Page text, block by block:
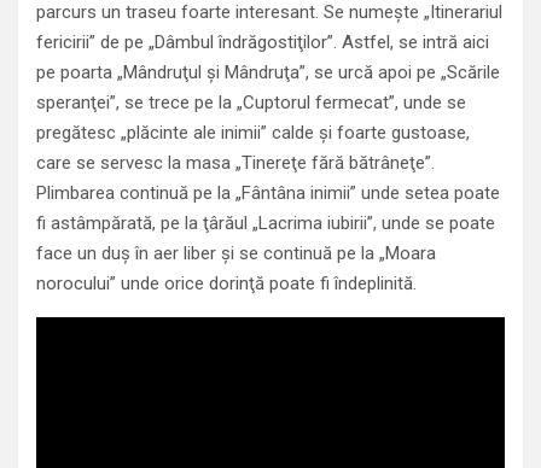
parcurs un traseu foarte interesant. Se numeşte „Itinerariul
fericirii” de pe „Dâmbul îndrăgostiţilor”. Astfel, se intră aici
pe poarta „Mândruţul şi Mândruţa”, se urcă apoi pe „Scările
speranţei”, se trece pe la „Cuptorul fermecat”, unde se
pregătesc „plăcinte ale inimii” calde şi foarte gustoase,
care se servesc la masa „Tinereţe fără bătrâneţe”.
Plimbarea continuă pe la „Fântâna inimii” unde setea poate
fi astâmpărată, pe la ţârăul „Lacrima iubirii”, unde se poate
face un duş în aer liber şi se continuă pe la „Moara
norocului” unde orice dorinţă poate fi îndeplinită.